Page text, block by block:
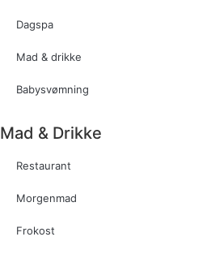
Dagspa
Mad & drikke
Babysvømning
Mad & Drikke
Restaurant
Morgenmad
Frokost